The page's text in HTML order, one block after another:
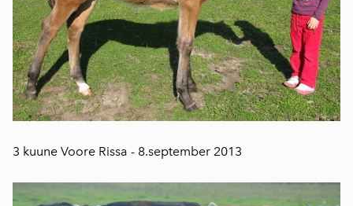
3 kuune Voore Rissa - 8.september 2013